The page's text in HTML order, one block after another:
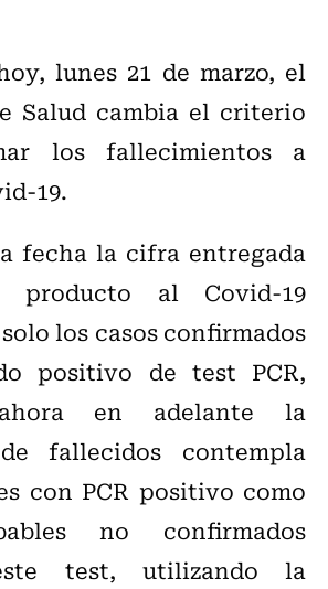
lunes 21 de marzo, el
Salud cambia el criterio
los fallecimientos a
19.
fecha la cifra entregada
producto al Covid-19
los casos confirmados
positivo de test PCR,
en adelante la
fallecidos contempla
con PCR positivo como
no confirmados
test, utilizando la